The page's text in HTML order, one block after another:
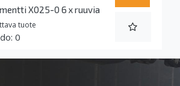
X025-0 6 x ruuvia
tuote
0